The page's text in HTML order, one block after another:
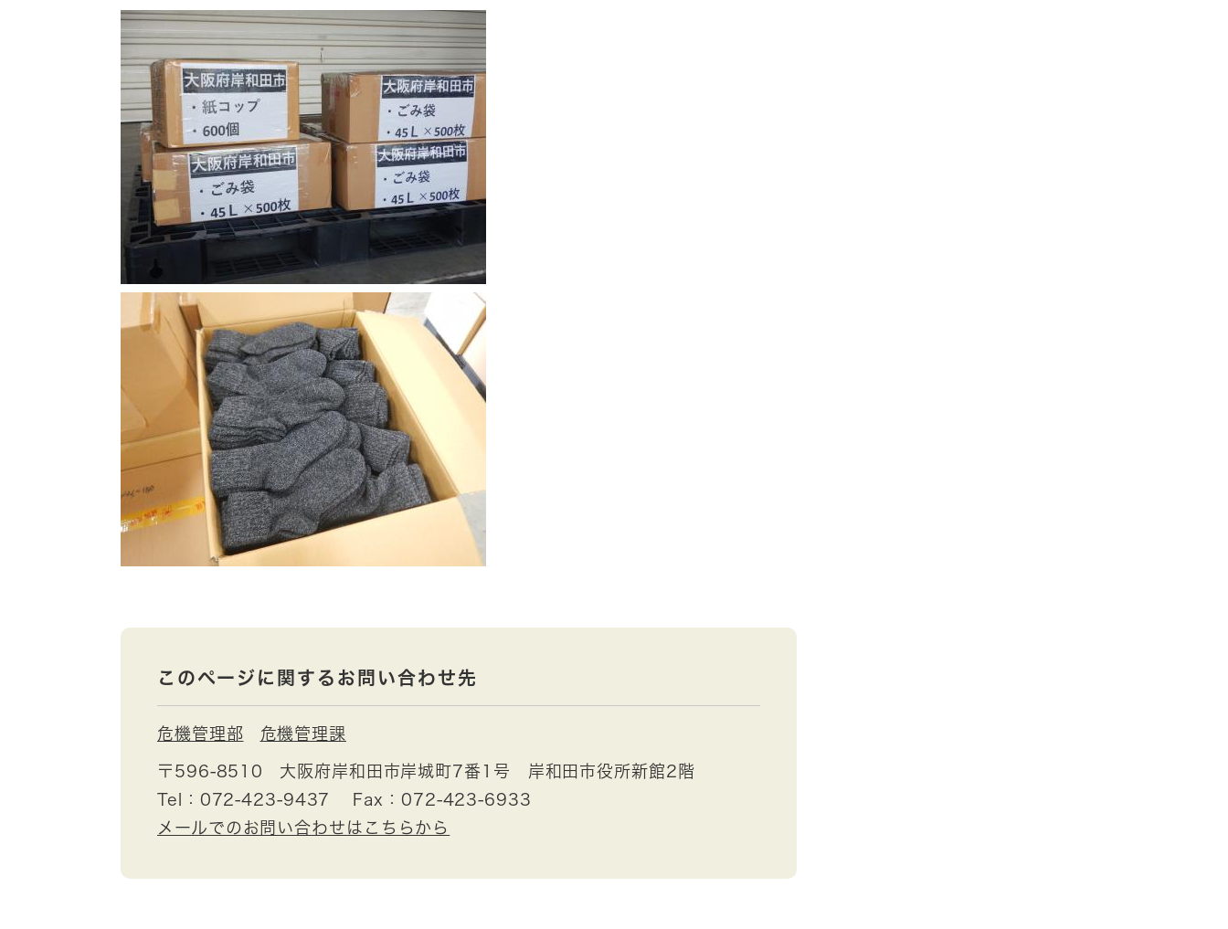
このページに関するお問い合わせ先
危機管理部 危機管理課
〒596-8510
大阪府岸和田市岸城町7番1号 岸和田市役所新館2階
Tel：072-423-9437
Fax：072-423-6933
メールでのお問い合わせはこちらから